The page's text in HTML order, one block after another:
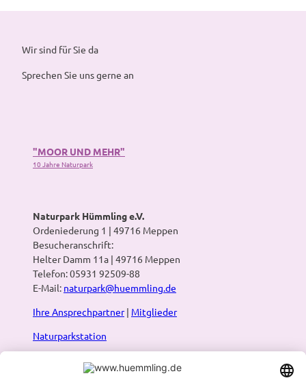
Wir sind für Sie da
Sprechen Sie uns gerne an
"MOOR UND MEHR"
10 Jahre Naturpark
Naturpark Hümmling e.V.
Ordeniederung 1 | 49716 Meppen
Besucheranschrift:
Helter Damm 11a | 49716 Meppen
Telefon: 05931 92509-88
E-Mail: naturpark@huemmling.de
Ihre Ansprechpartner| Mitglieder
Naturparkstation